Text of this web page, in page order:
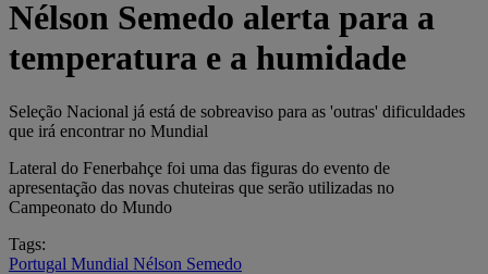
Nélson Semedo alerta para a
temperatura e a humidade
Seleção Nacional já está de sobreaviso para as 'outras' dificuldades
que irá encontrar no Mundial
Lateral do Fenerbahçe foi uma das figuras do evento de
apresentação das novas chuteiras que serão utilizadas no
Campeonato do Mundo
Tags:
Portugal Mundial Nélson Semedo